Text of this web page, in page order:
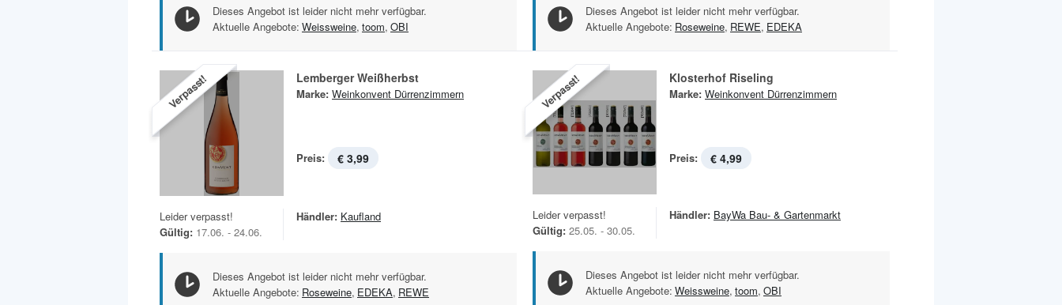
Dieses Angebot ist leider nicht mehr verfügbar.
Aktuelle Angebote: Weissweine, toom, OBI
Dieses Angebot ist leider nicht mehr verfügbar.
Aktuelle Angebote: Roseweine, REWE, EDEKA
Verpasst! Lemberger Weißherbst
Marke: Weinkonvent Dürrenzimmern
Preis: € 3,99
Leider verpasst!
Gültig: 17.06. - 24.06.
Händler: Kaufland
Dieses Angebot ist leider nicht mehr verfügbar.
Aktuelle Angebote: Roseweine, EDEKA, REWE
Verpasst! Klosterhof Riseling
Marke: Weinkonvent Dürrenzimmern
Preis: € 4,99
Leider verpasst!
Gültig: 25.05. - 30.05.
Händler: BayWa Bau- & Gartenmarkt
Dieses Angebot ist leider nicht mehr verfügbar.
Aktuelle Angebote: Weissweine, toom, OBI